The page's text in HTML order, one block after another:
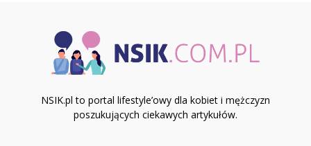
NSIK.pl to portal lifestyle’owy dla kobiet i mężczyzn
poszukujących ciekawych artykułów.